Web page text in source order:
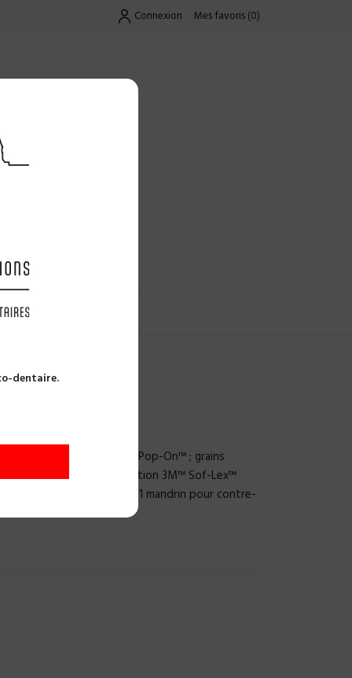
dentaire.
Connexion Mes favoris(0)
3M™ Sof-Lex™ Pop-On™ ; grains
mm, 120 disques de finition 3M™ Sof-Lex™
de chaque ; Ø 12,7 mm, 1 mandrin pour contre-